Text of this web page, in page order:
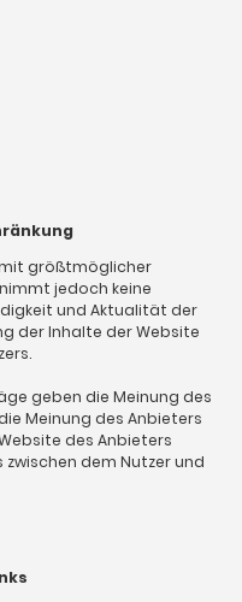
größtmöglicher
jedoch keine
und Aktualität der
der Inhalte der Website
geben die Meinung des
Meinung des Anbieters
des Anbieters
dem Nutzer und